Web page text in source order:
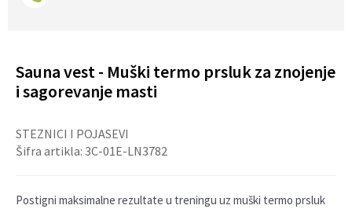
Sauna vest - Muški termo prsluk za znojenje
i sagorevanje masti
STEZNICI I POJASEVI
Šifra artikla: 3C-01E-LN3782
Postigni maksimalne rezultate u treningu uz muški termo prsluk